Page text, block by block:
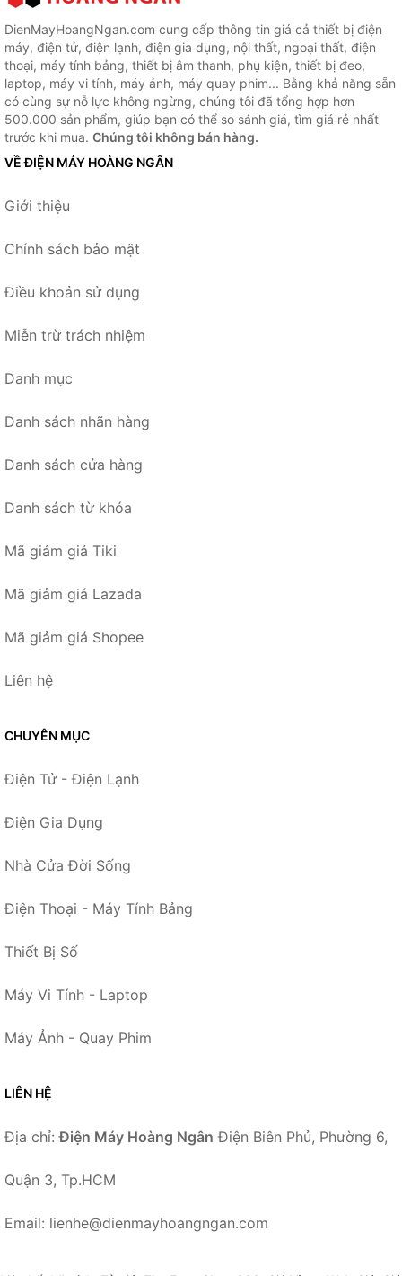
DienMayHoangNgan.com cung cấp thông tin giá cả thiết bị điện
máy, điện tử, điện lạnh, điện gia dụng, nội thất, ngoại thất, điện
thoại, máy tính bảng, thiết bị âm thanh, phụ kiện, thiết bị đeo,
laptop, máy vi tính, máy ảnh, máy quay phim... Bằng khả năng sẵn
có cùng sự nỗ lực không ngừng, chúng tôi đã tổng hợp hơn
500.000 sản phẩm, giúp bạn có thể so sánh giá, tìm giá rẻ nhất
trước khi mua. Chúng tôi không bán hàng.
VỀ ĐIỆN MÁY HOÀNG NGÂN
Giới thiệu
Chính sách bảo mật
Điều khoản sử dụng
Miễn trừ trách nhiệm
Danh mục
Danh sách nhãn hàng
Danh sách cửa hàng
Danh sách từ khóa
Mã giảm giá Tiki
Mã giảm giá Lazada
Mã giảm giá Shopee
Liên hệ
CHUYÊN MỤC
Điện Tử - Điện Lạnh
Điện Gia Dụng
Nhà Cửa Đời Sống
Điện Thoại - Máy Tính Bảng
Thiết Bị Số
Máy Vi Tính - Laptop
Máy Ảnh - Quay Phim
LIÊN HỆ
Địa chỉ:Điện Máy Hoàng Ngân Điện Biên Phủ, Phường 6,
Quận 3, Tp.HCM
Email: lienhe@dienmayhoangngan.com